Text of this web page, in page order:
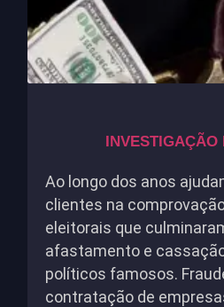
INVESTIGAÇÃO
Ao longo dos anos
clientes na
eleitorais que
afastamento e
políticos famosos.
contratação de